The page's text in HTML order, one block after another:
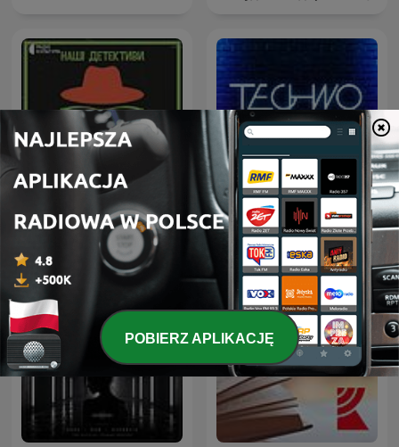
Наші детективи Techno Life
POBIERZ APLIKACJĘ